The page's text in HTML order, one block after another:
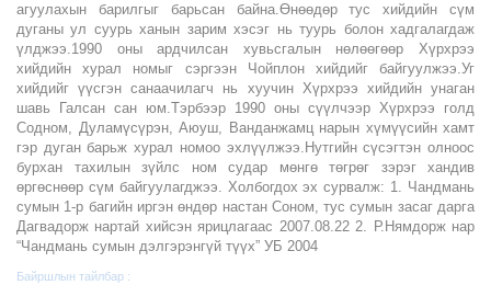
агуулахын барилгыг барьсан байна.Өнөөдөр тус хийдийн сүм
дуганы ул суурь ханын зарим хэсэг нь туурь болон хадгалагдаж
үлджээ.1990 оны ардчилсан хувьсгалын нөлөөгөөр Хүрхрээ
хийдийн хурал номыг сэргээн Чойплон хийдийг байгуулжээ.Уг
хийдийг үүсгэн санаачилагч нь хуучин Хүрхрээ хийдийн унаган
шавь Галсан сан юм.Тэрбээр 1990 оны сүүлчээр Хүрхрээ голд
Содном, Дуламүсүрэн, Аюуш, Ванданжамц нарын хүмүүсийн хамт
гэр дуган барьж хурал номоо эхлүүлжээ.Нутгийн сүсэгтэн олноос
бурхан тахилын зүйлс ном судар мөнгө төгрөг зэрэг хандив
өргөснөөр сүм байгуулагджээ. Холбогдох эх сурвалж: 1. Чандмань
сумын 1-р багийн иргэн өндөр настан Соном, тус сумын засаг дарга
Дагвадорж нартай хийсэн ярицлагаас 2007.08.22 2. Р.Нямдорж нар
“Чандмань сумын дэлгэрэнгүй түүх” УБ 2004
Байршлын тайлбар :